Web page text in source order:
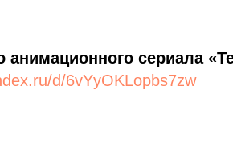
анимационного сериала
d/6vYyOKLopbs7zw